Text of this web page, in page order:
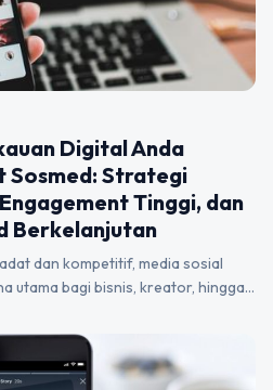
Digital Anda
Sosmed: Strategi
Tinggi, dan
Berkelanjutan
dan kompetitif, media sosial
utama bagi bisnis, kreator, hingga…